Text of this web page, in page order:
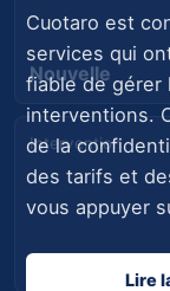
Nouvelle
Intervention
Planifiée
Cuotaro est
services qui
fiable de gérer
interventions.
de la
des tarifs et
vous appuyer
Lire